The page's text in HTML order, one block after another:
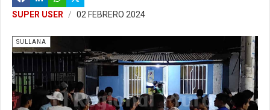
SUPER USER 02 FEBRERO 2024
SULLANA